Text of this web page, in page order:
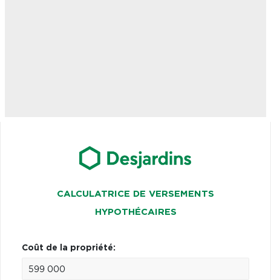
CALCULATRICE DE VERSEMENTS
HYPOTHÉCAIRES
Coût de la propriété: